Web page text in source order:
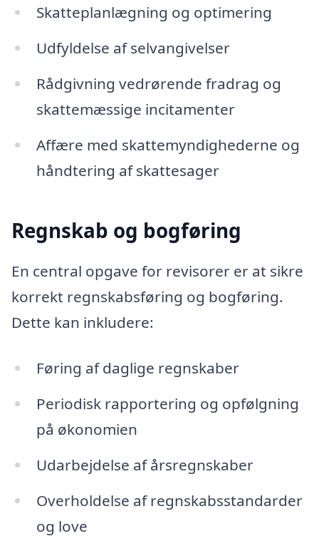
Skatteplanlægning og optimering
Udfyldelse af selvangivelser
Rådgivning vedrørende fradrag og
skattemæssige incitamenter
Affære med skattemyndighederne og
håndtering af skattesager
Regnskab og bogføring
En central opgave for revisorer er at sikre
korrekt regnskabsføring og bogføring.
Dette kan inkludere:
Føring af daglige regnskaber
Periodisk rapportering og opfølgning
på økonomien
Udarbejdelse af årsregnskaber
Overholdelse af regnskabsstandarder
og love